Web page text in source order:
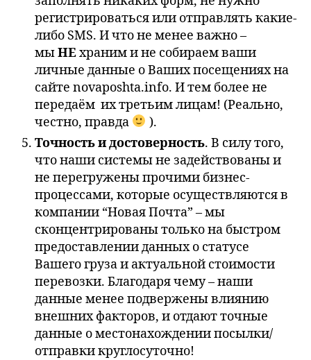
регистрироваться или отправлять какие-
либо SMS. И что не менее важно –
мыНЕхраним и не собираем ваши
личные данные о Ваших посещениях на
сайте novaposhta.info. И тем более не
передаём их третьим лицам! (Реально,
честно, правда
).
Точность и достоверность. В силу того,
что наши системы не задействованы и
не перегружены прочими бизнес-
процессами, которые осуществляются в
компании “Новая Почта” – мы
сконцентрированы только на быстром
предоставлении данных о статусе
Вашего груза и актуальной стоимости
перевозки. Благодаря чему – наши
данные менее подвержены влиянию
внешних факторов, и отдают точные
данные о местонахождении посылки/
отправки круглосуточно!